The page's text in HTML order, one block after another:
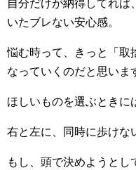
自分だけが納得してれば
いたブレない安心感。
悩む時って、きっと「取
なっていくのだと思いま
ほしいものを選ぶときに
右と左に、同時に歩けな
もし、頭で決めようと